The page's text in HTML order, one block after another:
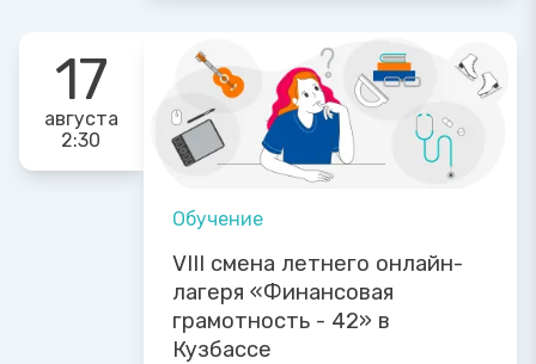
17
августа
2:30
Обучение
VIII смена летнего онлайн-
лагеря «Финансовая
грамотность - 42» в
Кузбассе